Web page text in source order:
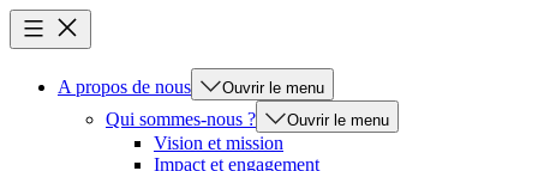
A propos de nous Ouvrir le menu
Qui sommes-nous ? Ouvrir le menu
Vision et mission
Impact et engagement